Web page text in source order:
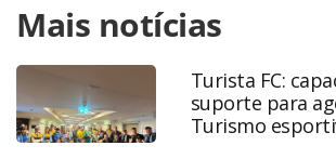
https://www.panrotas.com.br/viagens-
corporativas/hotelaria/2017/08/shangri-
dezembro-novo-hotel-de-luxo-em-sri-
ou as ferramentas oferecidas na página.
produzido pela PANROTAS Editora é
legislação brasileira sobre direito
Mais notícias
Turista FC:
suporte para
Turismo